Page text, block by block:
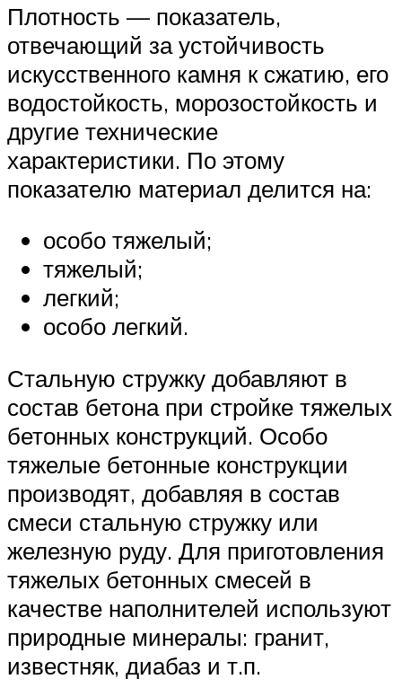
Плотность — показатель,
отвечающий за устойчивость
искусственного камня к сжатию, его
водостойкость, морозостойкость и
другие технические
характеристики. По этому
показателю материал делится на:
особо тяжелый;
тяжелый;
легкий;
особо легкий.
Стальную стружку добавляют в
состав бетона при стройке тяжелых
бетонных конструкций. Особо
тяжелые бетонные конструкции
производят, добавляя в состав
смеси стальную стружку или
железную руду. Для приготовления
тяжелых бетонных смесей в
качестве наполнителей используют
природные минералы: гранит,
известняк, диабаз и т.п.